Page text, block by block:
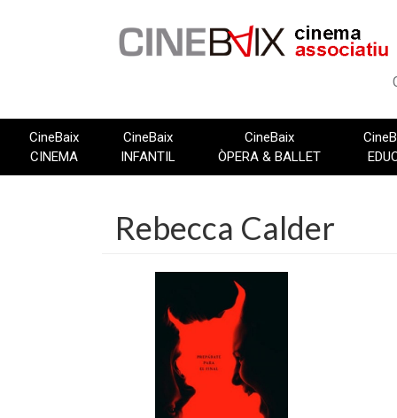
CineBaix
CINEMA
CineBaix
INFANTIL
CineBaix
ÒPERA & BALLET
Rebecca Calder